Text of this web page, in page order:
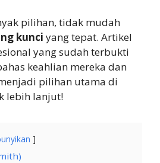
pilihan, tidak mudah
kunci yang tepat. Artikel
yang sudah terbukti
keahlian mereka dan
pilihan utama di
lebih lanjut!